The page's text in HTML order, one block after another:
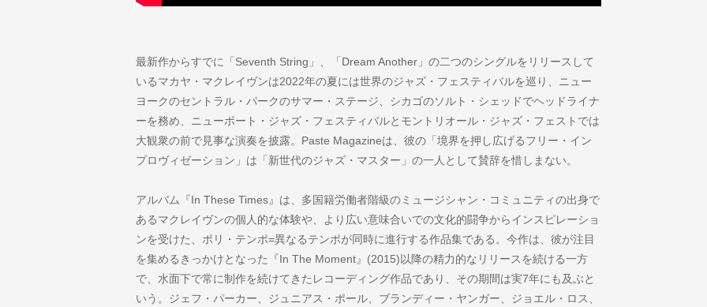
最新作からすでに「Seventh String」、「Dream Another」の二つのシングルをリリースして
いるマカヤ・マクレイヴンは2022年の夏には世界のジャズ・フェスティバルを巡り、ニュー
ヨークのセントラル・パークのサマー・ステージ、シカゴのソルト・シェッドでヘッドライナ
ーを務め、ニューポート・ジャズ・フェスティバルとモントリオール・ジャズ・フェストでは
大観衆の前で見事な演奏を披露。Paste Magazineは、彼の「境界を押し広げるフリー・イン
プロヴィゼーション」は「新世代のジャズ・マスター」の一人として賛辞を惜しまない。
アルバム『In These Times』は、多国籍労働者階級のミュージシャン・コミュニティの出身で
あるマクレイヴンの個人的な体験や、より広い意味合いでの文化的闘争からインスピレーショ
ンを受けた、ポリ・テンポ=異なるテンポが同時に進行する作品集である。今作は、彼が注目
を集めるきっかけとなった『In The Moment』(2015)以降の精力的なリリースを続ける一方
で、水面下で常に制作を続けてきたレコーディング作品であり、その期間は実7年にも及ぶと
いう。ジェフ・パーカー、ジュニアス・ポール、ブランディー・ヤンガー、ジョエル・ロス、